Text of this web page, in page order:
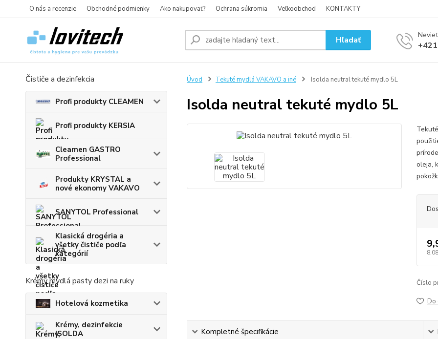
O nás a recenzie Obchodné podmienky Ako nakupovať? Ochrana súkromia Veľkoobchod KONTAKTY
Hľadať
Čističe a dezinfekcia
Profi produkty CLEAMEN
Profi produkty KERSIA
Cleamen GASTRO
Professional
Produkty KRYSTAL a
nové ekonomy VAKAVO
SANYTOL Professional
Klasická drogéria a
všetky čističe podľa
kategórií
Krémy mydlá pasty dezi na ruky
Hotelová kozmetika
Krémy, dezinfekcie
ISOLDA
Úvod Tekuté mydlá VAKAVO a iné Isolda neutral tekuté mydlo 5L
Isolda neutral tekuté mydlo 5L
oleja,
Číslo
Do
Kompletné špecifikácie